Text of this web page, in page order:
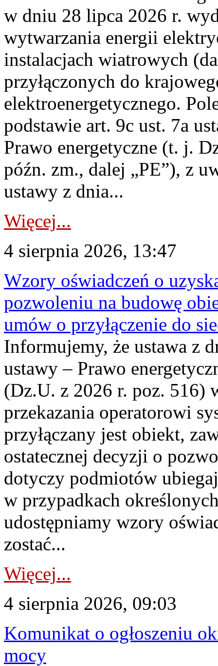
w dniu 28 lipca 2026 r.
wytwarzania energii
instalacjach wiatrowych
przyłączonych do
elektroenergetycznego.
podstawie art. 9c ust. 7a
Prawo energetyczne (t. j.
późn. zm., dalej „PE”), z
ustawy z dnia...
Więcej...
4 sierpnia 2026, 13:47
Wzory oświadczeń o
pozwoleniu na budowę
umów o przyłączenie do
Informujemy, że ustawa z
ustawy – Prawo
(Dz.U. z 2026 r. poz. 516)
przekazania operatorowi
przyłączany jest obiekt,
ostatecznej decyzji o
dotyczy podmiotów
w przypadkach
udostępniamy wzory
zostać...
Więcej...
4 sierpnia 2026, 09:03
Komunikat o ogłoszeniu
mocy